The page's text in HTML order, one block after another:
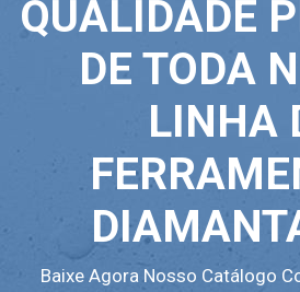
QUALIDADE
DE TODA
LINHA
Baixe Agora Nosso Catálogo